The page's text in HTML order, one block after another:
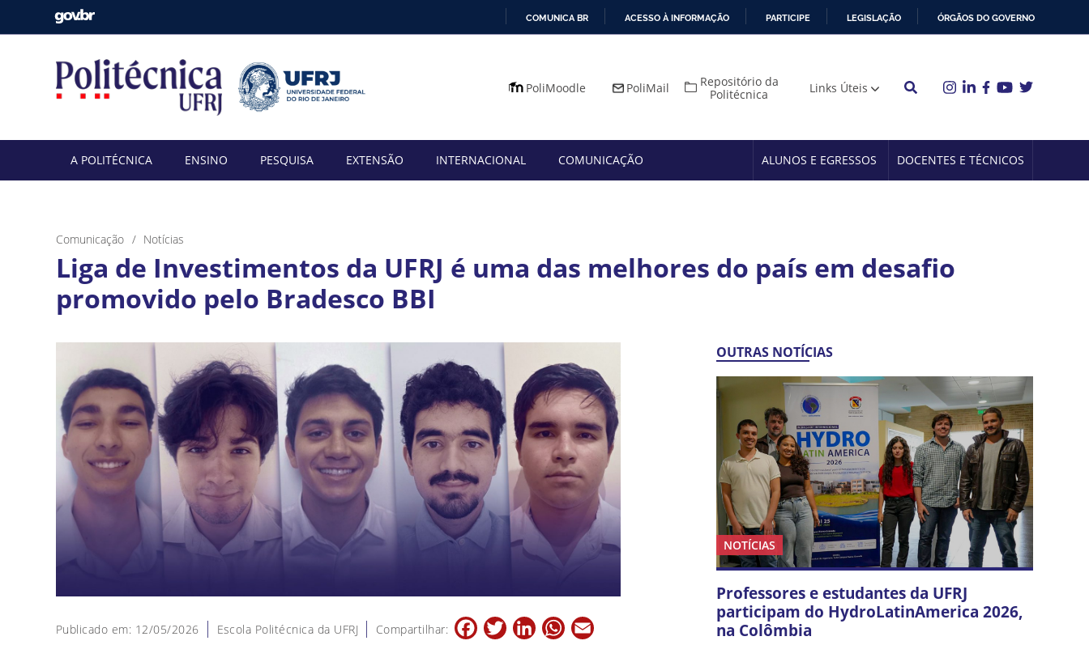
O
COMUNICA BR ACESSO À INFORMAÇÃO PARTICIPE LEGISLAÇÃO ÓRGÃOS DO GOVERNO
PoliMoodle PoliMail
Repositório da
Politécnica
Links Úteis
A POLITÉCNICA ENSINO PESQUISA EXTENSÃO INTERNACIONAL COMUNICAÇÃO ALUNOS E EGRESSOS DOCENTES E TÉCNICOS
Comunicação Notícias
Liga de Investimentos da UFRJ é uma das melhores do país em desafio
promovido pelo Bradesco BBI
Publicado em: 12/05/2026 Escola Politécnica da UFRJ Compartilhar: FacebookTwitterLinkedInWhatsApp
OUTRAS NOTÍCIAS
NOTÍCIAS
Professores e estudantes da UFRJ
participam do HydroLatinAmerica 2026,
na Colômbia